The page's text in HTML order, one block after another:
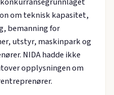
om teknisk kapasitet,
bemanning for
utstyr, maskinpark og
NIDA hadde ikke
opplysningen om